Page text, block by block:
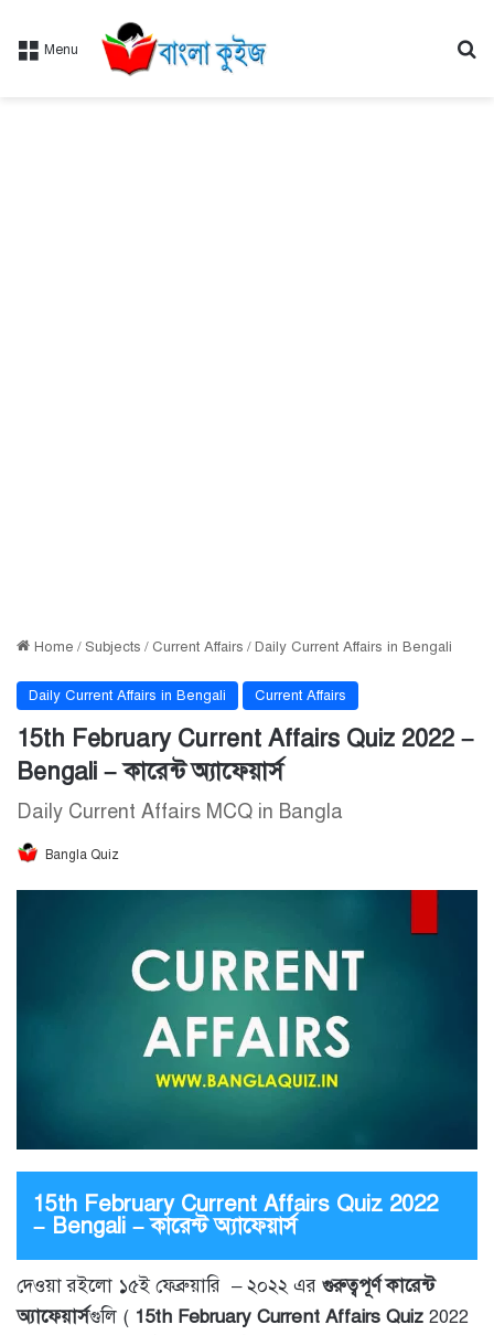
Menu
Home / Subjects / Current Affairs /Daily Current Affairs in Bengali
Daily Current Affairs in Bengali Current Affairs
15th February Current Affairs Quiz 2022 –
Bengali – কারেন্ট অ্যাফেয়ার্স
Daily Current Affairs MCQ in Bangla
Bangla Quiz
15th February Current Affairs Quiz 2022
– Bengali – কারেন্ট অ্যাফেয়ার্স
দেওয়া রইলো ১৫ই ফেব্রুয়ারি – ২০২২ এর গুরুত্বপূর্ণ কারেন্ট
অ্যাফেয়ার্সগুলি ( 15th February Current Affairs Quiz 2022